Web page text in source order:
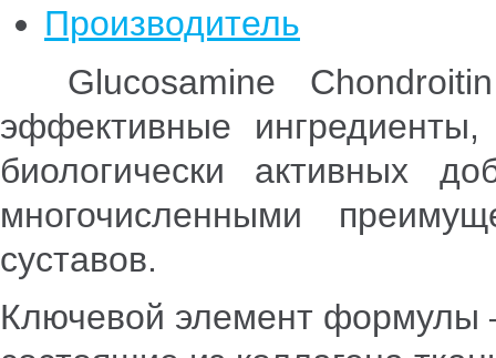
Производитель
Glucosamine
эффективные
биологически активных
многочисленными
суставов.
Ключевой элемент формулы